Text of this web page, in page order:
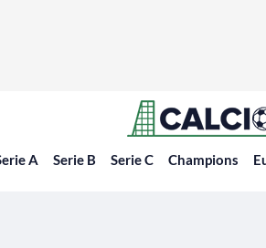
A Serie B Serie C Champions